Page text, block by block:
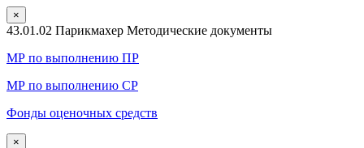
×
43.01.02 Парикмахер Методические документы
МР по выполнению ПР
МР по выполнению СР
Фонды оценочных средств
×